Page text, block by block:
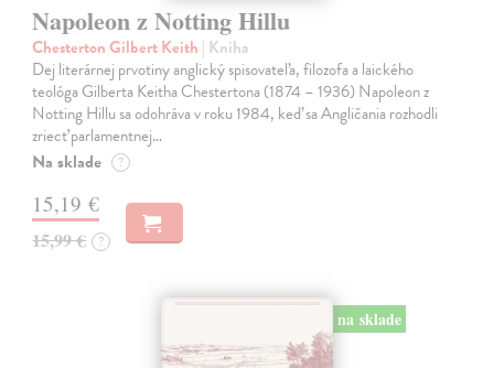
Napoleon z Notting Hillu
Chesterton Gilbert Keith | Kniha
Dej literárnej prvotiny anglický spisovateľa, filozofa a laického
teológa Gilberta Keitha Chestertona (1874 – 1936) Napoleon z
Notting Hillu sa odohráva v roku 1984, keď sa Angličania rozhodli
zriecť parlamentnej…
Na sklade ?
15,19 €
15,99 € ?
na sklade